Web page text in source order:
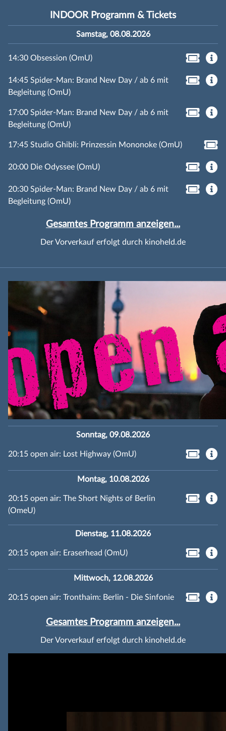
INDOOR Programm & Tickets
Samstag, 08.08.2026
14:30 Obsession (OmU)
14:45 Spider-Man: Brand New Day / ab 6 mit
Begleitung (OmU)
17:00 Spider-Man: Brand New Day / ab 6 mit
Begleitung (OmU)
17:45 Studio Ghibli: Prinzessin Mononoke (OmU)
20:00 Die Odyssee (OmU)
20:30 Spider-Man: Brand New Day / ab 6 mit
Begleitung (OmU)
Gesamtes Programm anzeigen...
Der Vorverkauf erfolgt durch kinoheld.de
Sonntag, 09.08.2026
20:15 open air: Lost Highway (OmU)
Montag, 10.08.2026
20:15 open air: The Short Nights of Berlin
(OmeU)
Dienstag, 11.08.2026
20:15 open air: Eraserhead (OmU)
Mittwoch, 12.08.2026
20:15 open air: Tronthaim: Berlin - Die Sinfonie
Gesamtes Programm anzeigen...
Der Vorverkauf erfolgt durch kinoheld.de